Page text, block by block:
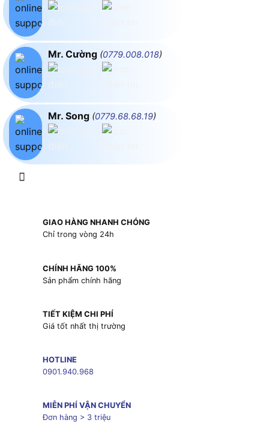
Mr. Cường (0779.008.018)
Mr. Song (0779.68.68.19)
GIAO HÀNG NHANH CHÓNG
Chỉ trong vòng 24h
CHÍNH HÃNG 100%
Sản phẩm chính hãng
TIẾT KIỆM CHI PHÍ
Giá tốt nhất thị trường
HOTLINE
0901.940.968
MIỄN PHÍ VẬN CHUYỂN
Đơn hàng > 3 triệu